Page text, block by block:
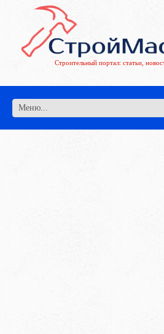
Строительный портал: статьи,